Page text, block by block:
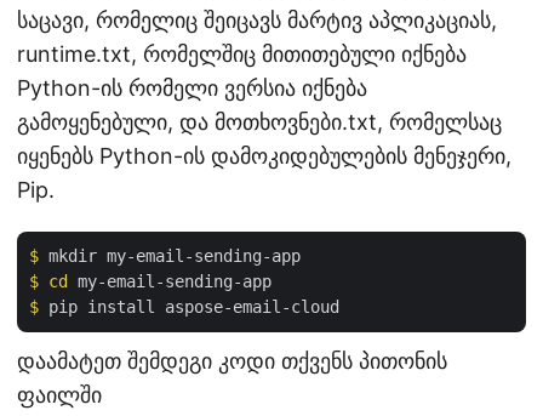
საცავი, რომელიც შეიცავს მარტივ აპლიკაციას,
runtime.txt, რომელშიც მითითებული იქნება
Python-ის რომელი ვერსია იქნება
გამოყენებული, და მოთხოვნები.txt, რომელსაც
იყენებს Python-ის დამოკიდებულების მენეჯერი,
Pip.
$ mkdir my-email-sending-app
$ cd
my-email-sending-app
$ pip install aspose-email-cloud
დაამატეთ შემდეგი კოდი თქვენს პითონის
ფაილში